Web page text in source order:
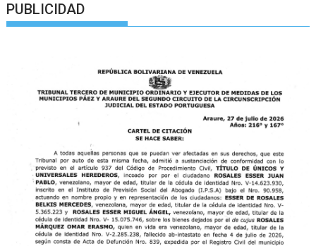
PUBLICIDAD